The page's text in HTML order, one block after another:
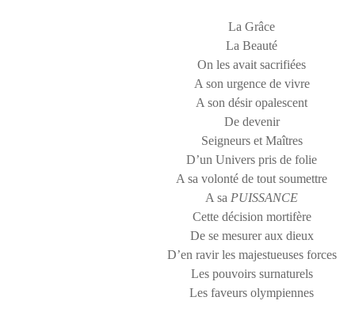
La Grâce
La Beauté
On les avait sacrifiées
A son urgence de vivre
A son désir opalescent
De devenir
Seigneurs et Maîtres
D’un Univers pris de folie
A sa volonté de tout soumettre
A sa PUISSANCE
Cette décision mortifère
De se mesurer aux dieux
D’en ravir les majestueuses forces
Les pouvoirs surnaturels
Les faveurs olympiennes